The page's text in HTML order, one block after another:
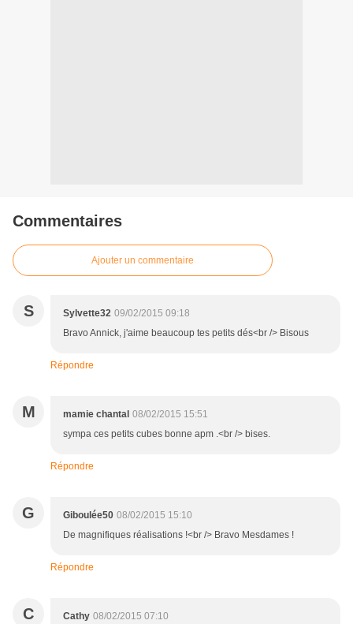
Commentaires
Ajouter un commentaire
S Sylvette32 09/02/2015 09:18
Bravo Annick, j'aime beaucoup tes petits dés<br /> Bisous
Répondre
M mamie chantal 08/02/2015 15:51
sympa ces petits cubes bonne apm .<br /> bises.
Répondre
G Giboulée50 08/02/2015 15:10
De magnifiques réalisations !<br /> Bravo Mesdames !
Répondre
C Cathy 08/02/2015 07:10